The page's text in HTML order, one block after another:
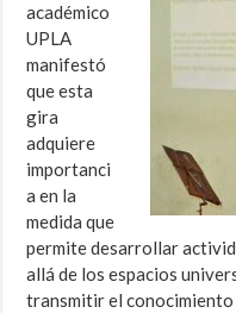
académico
UPLA
manifestó
que esta
gira
adquiere
importanci
a en la
medida que
permite desarrollar
allá de los espacios
transmitir el